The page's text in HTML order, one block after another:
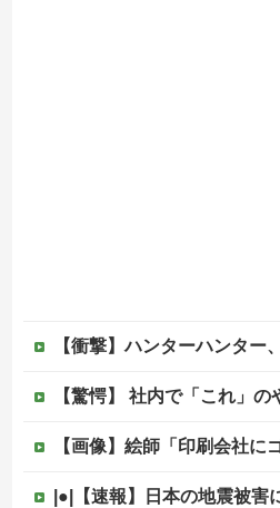
【衝撃】ハンターハンター、とんでもねえ伏線が発掘される。
【驚愕】 社内で「これ」のやり取りしてた
【画像】絵師「印刷会社にゴミみたい印刷された
|●|【速報】日本の地震被害に支援したのに